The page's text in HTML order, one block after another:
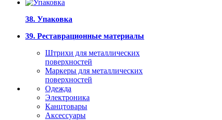
38. Упаковка
39. Реставрационные материалы
Штрихи для металлических
поверхностей
Маркеры для металлических
поверхностей
Одежда
Электроника
Канцтовары
Аксессуары